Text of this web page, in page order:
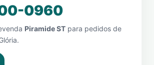
0960
Piramide ST para pedidos de
.